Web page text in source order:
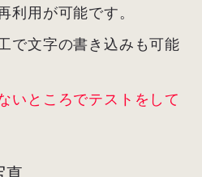
利用が可能です。
で文字の書き込みも可能
いところでテストをして